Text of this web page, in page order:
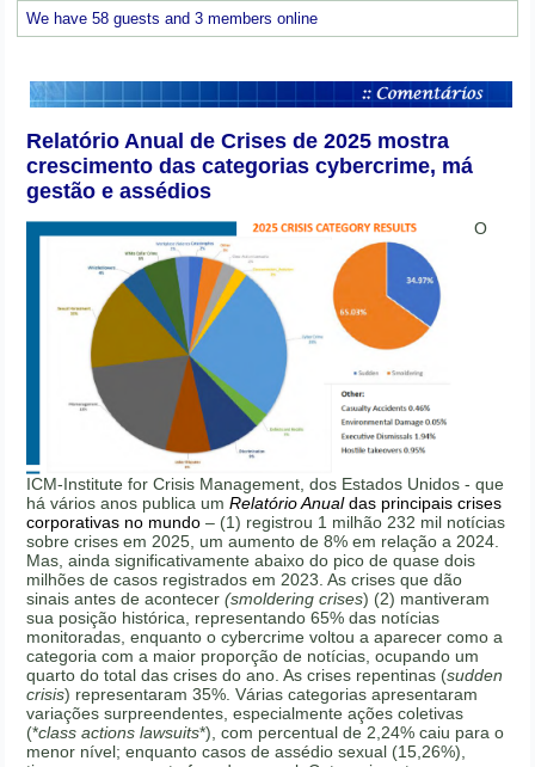
We have 58 guests and 3 members online
Relatório Anual de Crises de 2025 mostra
crescimento das categorias cybercrime, má
gestão e assédios
O
ICM-Institute for Crisis Management, dos Estados Unidos - que
há vários anos publica umRelatório Anualdas principais crises
corporativas no mundo – (1) registrou 1 milhão 232 mil notícias
sobre crises em 2025, um aumento de 8% em relação a 2024.
Mas, ainda significativamente abaixo do pico de quase dois
milhões de casos registrados em 2023. As crises que dão
sinais antes de acontecer(smoldering crises) (2) mantiveram
sua posição histórica, representando 65% das notícias
monitoradas, enquanto o cybercrime voltou a aparecer como a
categoria com a maior proporção de notícias, ocupando um
quarto do total das crises do ano. As crises repentinas (sudden
crisis) representaram 35%. Várias categorias apresentaram
variações surpreendentes, especialmente ações coletivas
(*class actions lawsuits*), com percentual de 2,24% caiu para o
menor nível; enquanto casos de assédio sexual (15,26%),